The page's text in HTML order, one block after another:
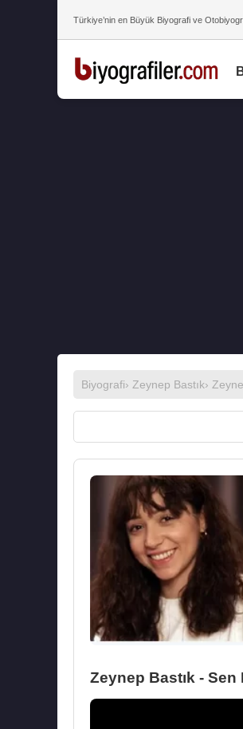
Türkiye’nin en Büyük Biyografi ve
Biyografi› Zeynep Bastık›
Zeynep Bastık - Sen